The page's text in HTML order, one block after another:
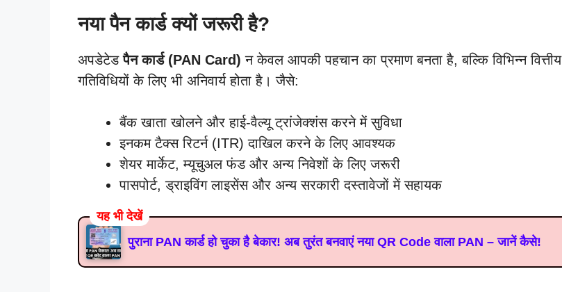
नया पैन कार्ड क्यों जरूरी है?
अपडेटेडपैन कार्ड (PAN Card) न केवल आपकी पहचान का प्रमाण बनता है, बल्कि विभिन्न वित्तीय
गतिविधियों के लिए भी अनिवार्य होता है। जैसे:
बैंक खाता खोलने और हाई-वैल्यू ट्रांजेक्शंस करने में सुविधा
इनकम टैक्स रिटर्न (ITR) दाखिल करने के लिए आवश्यक
शेयर मार्केट, म्यूचुअल फंड और अन्य निवेशों के लिए जरूरी
पासपोर्ट, ड्राइविंग लाइसेंस और अन्य सरकारी दस्तावेजों में सहायक
यह भी देखें
पुराना PAN कार्ड हो चुका है बेकार! अब तुरंत बनवाएं नया QR Code वाला PAN – जानें कैसे!